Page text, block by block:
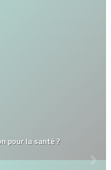
pour la santé ?